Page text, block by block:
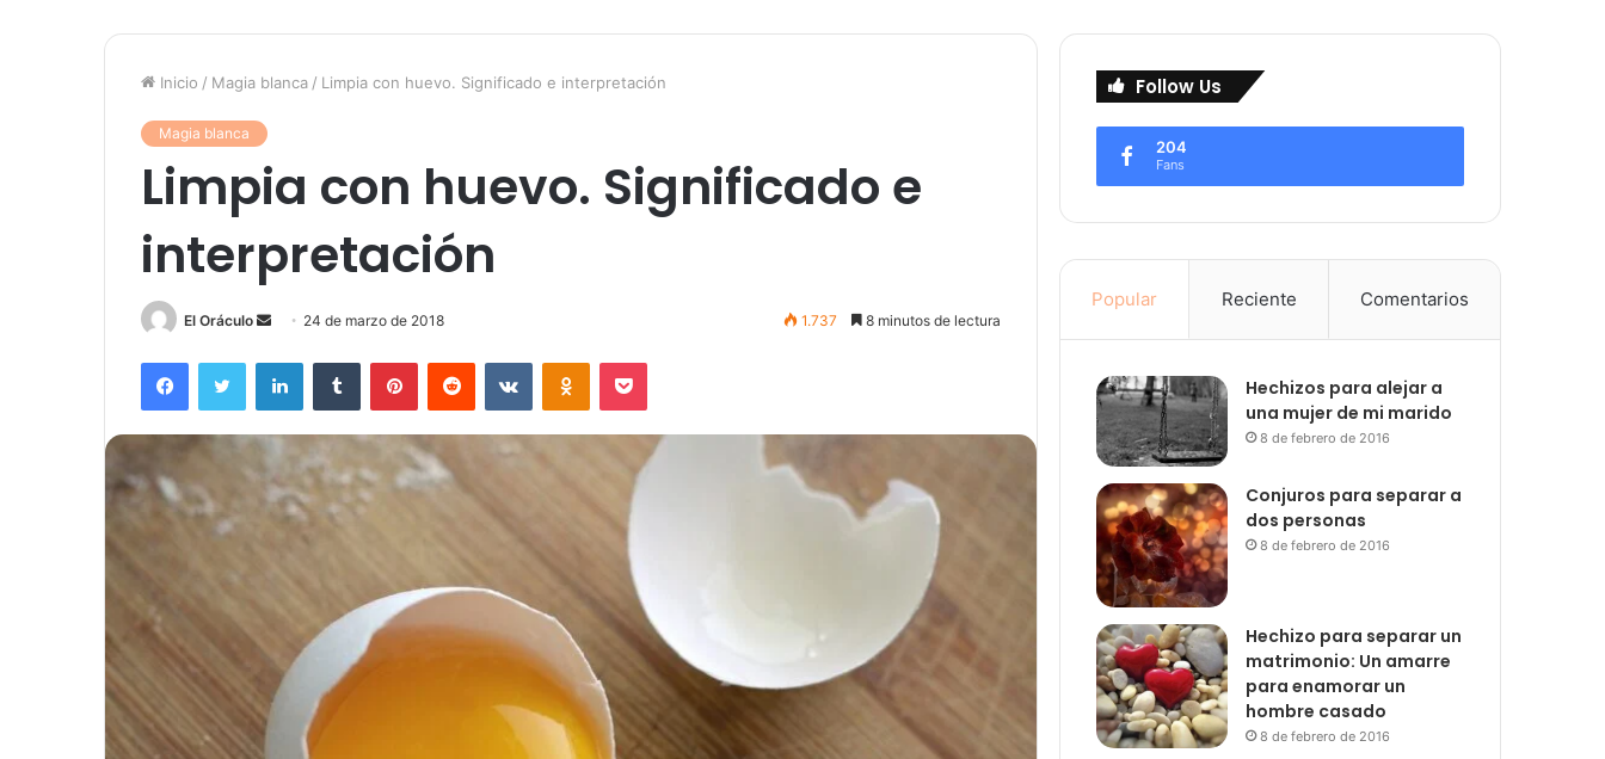
Inicio / Magia blanca / Limpia con huevo. Significado e interpretación
Magia blanca
Limpia con huevo. Significado e
interpretación
El Oráculo
Send
email
24 de marzo de 2018 1.737 8 minutos de lectura
FacebookTwitter LinkedInTumblr PinterestReddit VKontakteOdnoklassniki
Pocket
Follow Us
204
Fans
Popular Reciente Comentarios
Hechizos para alejar a
una mujer de mi marido
8 de febrero de 2016
Conjuros para separar a
dos personas
8 de febrero de 2016
Hechizo para separar un
matrimonio: Un amarre
para enamorar un
hombre casado
8 de febrero de 2016